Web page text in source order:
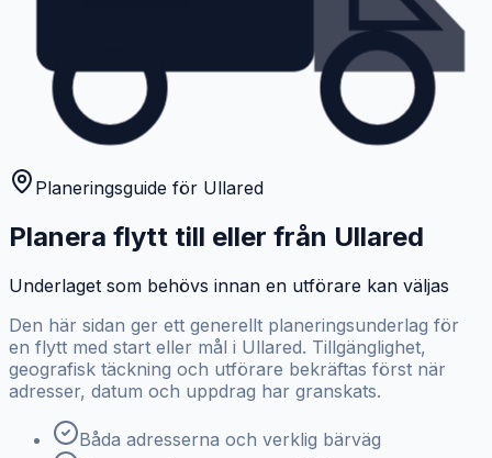
Planeringsguide för Ullared
Planera flytt till eller från Ullared
Underlaget som behövs innan en utförare kan väljas
Den här sidan ger ett generellt planeringsunderlag för
en flytt med start eller mål i Ullared. Tillgänglighet,
geografisk täckning och utförare bekräftas först när
adresser, datum och uppdrag har granskats.
Båda adresserna och verklig bärväg